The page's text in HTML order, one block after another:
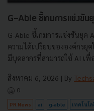
G-Able ชี้เกมการแข่งขัน
G-Able ชี้เกมการแข่งขันยุค
ความได้เปรียบขององค์กรยุ
มีบุคลากรที่สามารถใช้ AI เพื่
สิงหาคม 6, 2026 | By
0
PR News ai g-able เทคโนโล